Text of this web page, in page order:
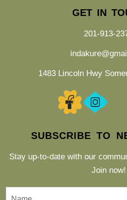
GET IN
201-913-
1483 Lincoln Hwy
SUBSCRIBE TO
Stay up-to-date with our
Join now!